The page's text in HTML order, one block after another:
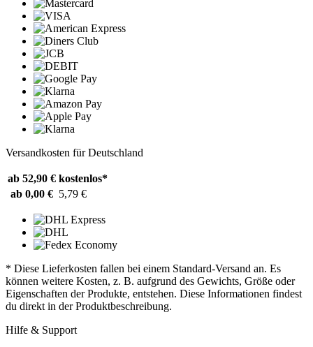
Versandkosten für Deutschland
ab 52,90 € kostenlos*
ab 0,00 € 5,79 €
* Diese Lieferkosten fallen bei einem Standard-Versand an. Es
können weitere Kosten, z. B. aufgrund des Gewichts, Größe oder
Eigenschaften der Produkte, entstehen. Diese Informationen findest
du direkt in der Produktbeschreibung.
Hilfe & Support